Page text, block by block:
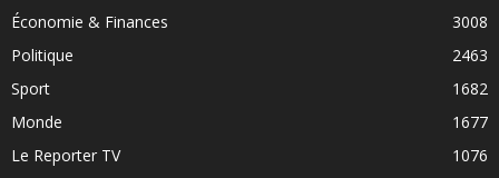
Économie & Finances
3008
Politique
2463
Sport
1682
Monde
1677
Le Reporter TV
1076